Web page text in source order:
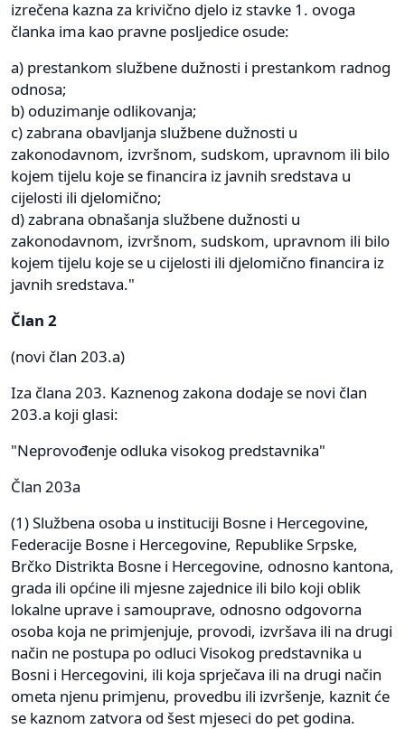
izrečena kazna za krivično djelo iz stavke 1. ovoga
članka ima kao pravne posljedice osude:
a) prestankom službene dužnosti i prestankom radnog
odnosa;
b) oduzimanje odlikovanja;
c) zabrana obavljanja službene dužnosti u
zakonodavnom, izvršnom, sudskom, upravnom ili bilo
kojem tijelu koje se financira iz javnih sredstava u
cijelosti ili djelomično;
d) zabrana obnašanja službene dužnosti u
zakonodavnom, izvršnom, sudskom, upravnom ili bilo
kojem tijelu koje se u cijelosti ili djelomično financira iz
javnih sredstava."
Član 2
(novi član 203.a)
Iza člana 203. Kaznenog zakona dodaje se novi član
203.a koji glasi:
"Neprovođenje odluka visokog predstavnika"
Član 203a
(1) Službena osoba u instituciji Bosne i Hercegovine,
Federacije Bosne i Hercegovine, Republike Srpske,
Brčko Distrikta Bosne i Hercegovine, odnosno kantona,
grada ili općine ili mjesne zajednice ili bilo koji oblik
lokalne uprave i samouprave, odnosno odgovorna
osoba koja ne primjenjuje, provodi, izvršava ili na drugi
način ne postupa po odluci Visokog predstavnika u
Bosni i Hercegovini, ili koja sprječava ili na drugi način
ometa njenu primjenu, provedbu ili izvršenje, kaznit će
se kaznom zatvora od šest mjeseci do pet godina.